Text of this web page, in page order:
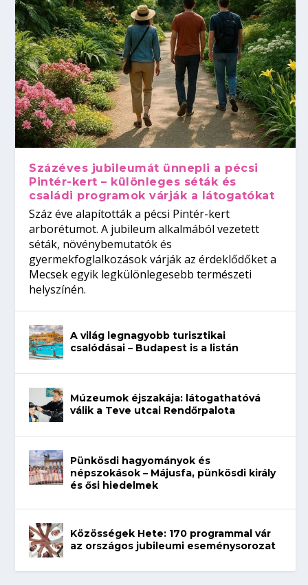
Százéves jubileumát ünnepli a pécsi
Pintér-kert – különleges séták és
családi programok várják a látogatókat
Száz éve alapították a pécsi Pintér-kert
arborétumot. A jubileum alkalmából vezetett
séták, növénybemutatók és
gyermekfoglalkozások várják az érdeklődőket a
Mecsek egyik legkülönlegesebb természeti
helyszínén.
A világ legnagyobb turisztikai
csalódásai – Budapest is a listán
Múzeumok éjszakája: látogathatóvá
válik a Teve utcai Rendőrpalota
Pünkösdi hagyományok és
népszokások – Májusfa, pünkösdi király
és ősi hiedelmek
Közösségek Hete: 170 programmal vár
az országos jubileumi eseménysorozat